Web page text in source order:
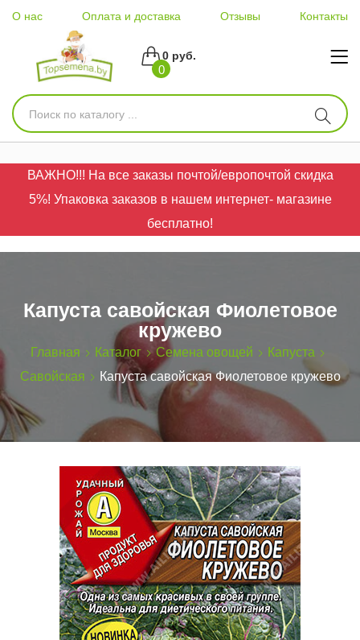
О нас Оплата и доставка Отзывы Контакты
0
0 руб.
ВАЖНО!!! На все заказы почтой/европочтой скидка
5%! Упаковка заказов в нашем интернет- магазине
бесплатно!
Капуста савойская Фиолетовое
кружево
Главная Каталог Семена овощей
Капуста
Савойская
Капуста савойская Фиолетовое кружево